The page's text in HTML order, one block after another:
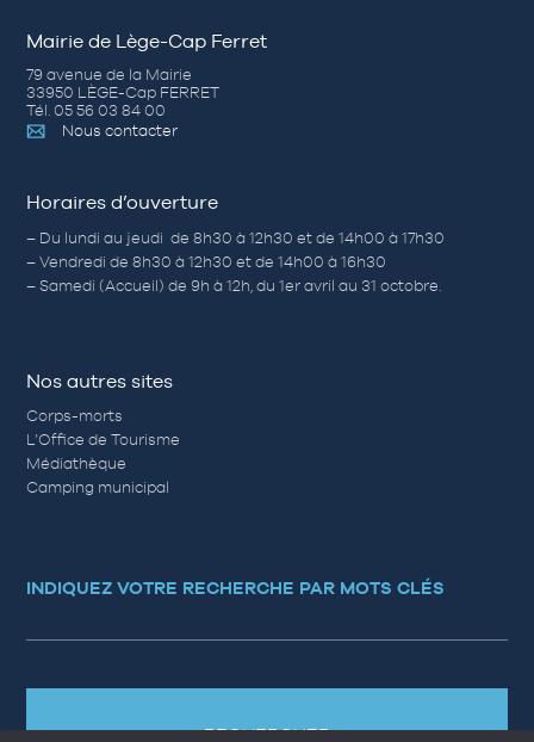
Mairie de Lège-Cap Ferret
79 avenue de la Mairie
33950 LÈGE-Cap FERRET
Tél. 05 56 03 84 00
Nous contacter
Horaires d’ouverture
– Du lundi au jeudi de 8h30 à 12h30 et de 14h00 à 17h30
– Vendredi de 8h30 à 12h30 et de 14h00 à 16h30
– Samedi (Accueil) de 9h à 12h, du 1er avril au 31 octobre.
Nos autres sites
Corps-morts
L’Office de Tourisme
Médiathèque
Camping municipal
INDIQUEZ VOTRE RECHERCHE PAR MOTS CLÉS
RECHERCHER